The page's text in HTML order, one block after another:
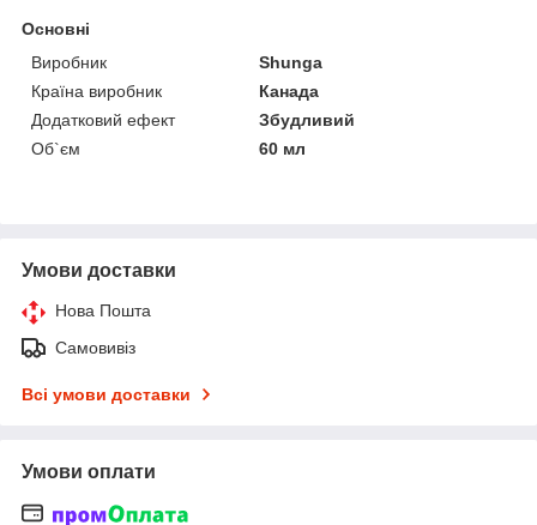
Основні
Виробник
Shunga
Країна виробник
Канада
Додатковий ефект
Збудливий
Об`єм
60 мл
Умови доставки
Нова Пошта
Самовивіз
Всі умови доставки
Умови оплати